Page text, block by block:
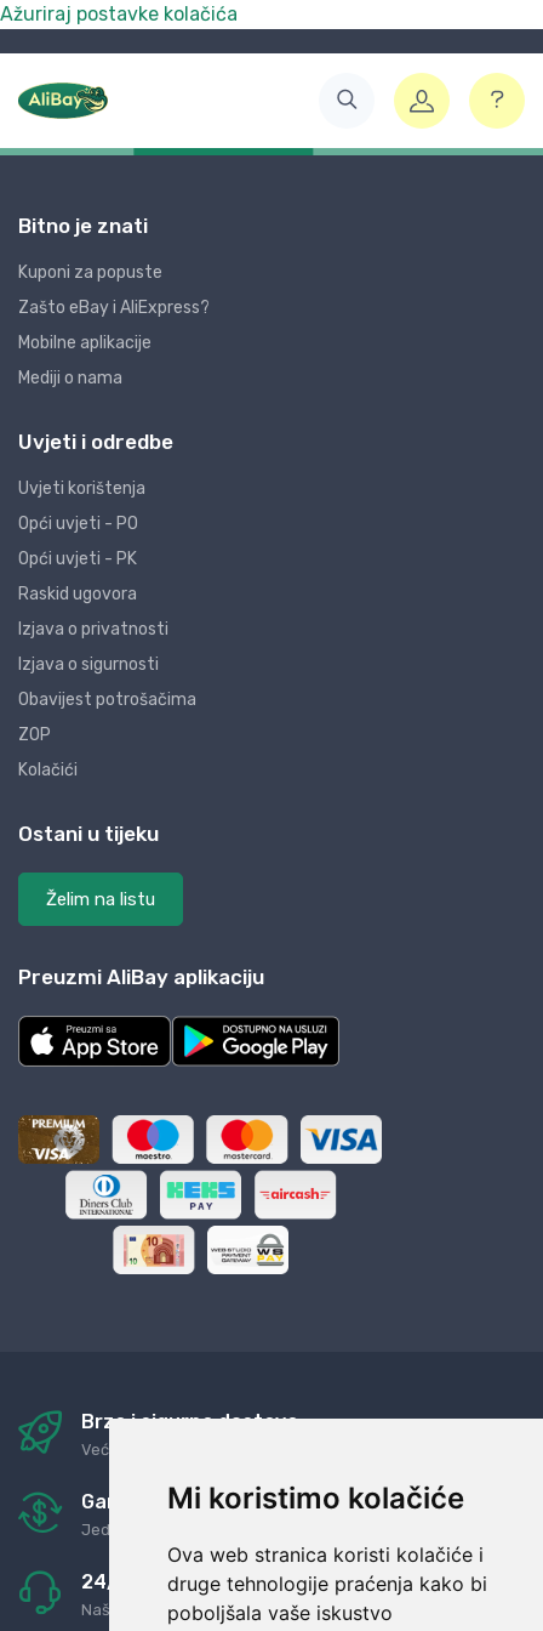
Mi koristimo kolačiće
Ova web stranica koristi kolačiće i
druge tehnologije praćenja kako bi
poboljšala vaše iskustvo
Ažuriraj postavke kolačića
Bitno je znati
Kuponi za popuste
Zašto eBay i AliExpress?
Mobilne aplikacije
Mediji o nama
Uvjeti i odredbe
Uvjeti korištenja
Opći uvjeti - PO
Opći uvjeti - PK
Raskid ugovora
Izjava o privatnosti
Izjava o sigurnosti
Obavijest potrošačima
ZOP
Kolačići
Ostani u tijeku
Želim na listu
Preuzmi AliBay aplikaciju
Brza i sigurna dostava
Već za nekoliko dana kod vas
Garancija u povrat novaca
Jednostavno pravilo: Roba za novac
24/7 odlična podrška
Naši agenti uvijek na raspolaganju